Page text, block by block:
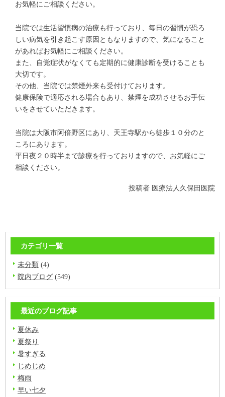
お気軽にご相談ください。
当院では生活習慣病の治療も行っており、毎日の習慣が恐ろ
しい病気を引き起こす原因ともなりますので、気になること
があればお気軽にご相談ください。
また、自覚症状がなくても定期的に健康診断を受けることも
大切です。
その他、当院では禁煙外来も受付けております。
健康保険で適応される場合もあり、禁煙を成功させるお手伝
いをさせていただきます。
当院は大阪市阿倍野区にあり、天王寺駅から徒歩１０分のと
ころにあります。
平日夜２０時半まで診療を行っておりますので、お気軽にご
相談ください。
投稿者 医療法人久保田医院
カテゴリ一覧
未分類 (4)
院内ブログ (549)
最近のブログ記事
夏休み
夏祭り
暑すぎる
じめじめ
梅雨
早い七夕